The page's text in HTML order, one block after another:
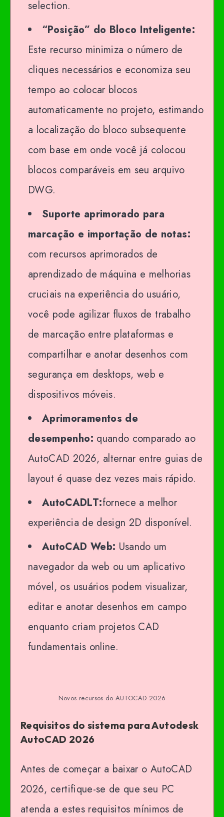
selection.
“Posição” do Bloco Inteligente:
Este recurso minimiza o número de
cliques necessários e economiza seu
tempo ao colocar blocos
automaticamente no projeto, estimando
a localização do bloco subsequente
com base em onde você já colocou
blocos comparáveis em seu arquivo
DWG.
Suporte aprimorado para
marcação e importação de notas:
com recursos aprimorados de
aprendizado de máquina e melhorias
cruciais na experiência do usuário,
você pode agilizar fluxos de trabalho
de marcação entre plataformas e
compartilhar e anotar desenhos com
segurança em desktops, web e
dispositivos móveis.
Aprimoramentos de
desempenho: quando comparado ao
AutoCAD 2026, alternar entre guias de
layout é quase dez vezes mais rápido.
AutoCADLT:fornece a melhor
experiência de design 2D disponível.
AutoCAD Web: Usando um
navegador da web ou um aplicativo
móvel, os usuários podem visualizar,
editar e anotar desenhos em campo
enquanto criam projetos CAD
fundamentais online.
Novos recursos do AUTOCAD 2026
Requisitos do sistema para Autodesk
AutoCAD 2026
Antes de começar a baixar o AutoCAD
2026, certifique-se de que seu PC
atenda a estes requisitos mínimos de